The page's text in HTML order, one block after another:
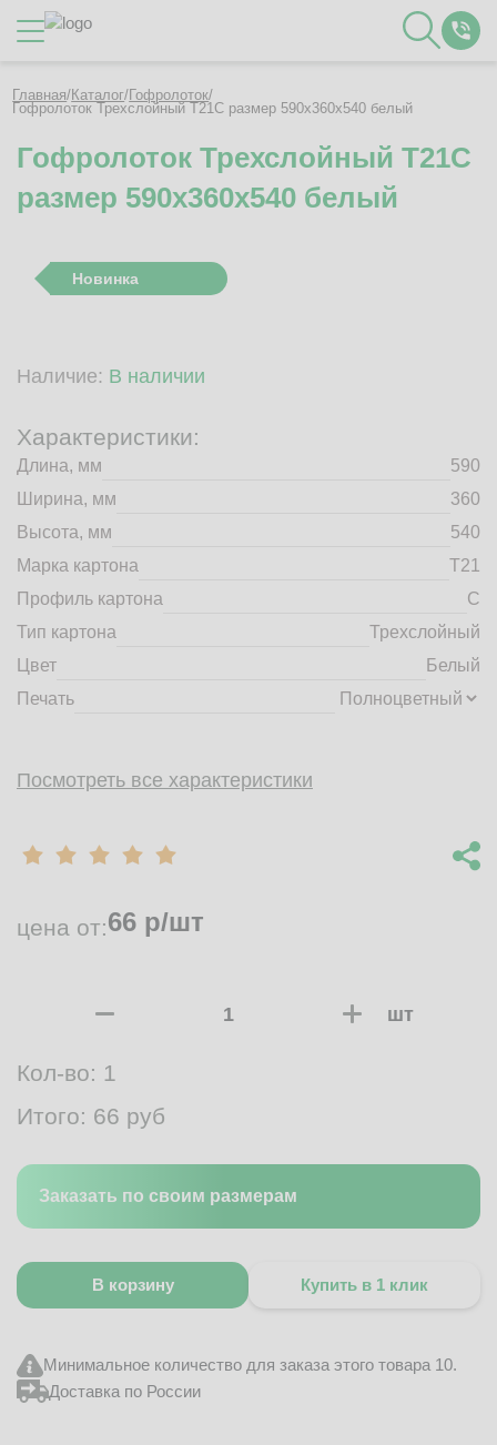
О Компании
Контакты
Полезное
Вакансии
Гофротара с печатью
Рассчитать стоимость упаковки
Пн-Пт 8:00 - 17:00
+7 (4832) 71-44-42
г. Брянск, Белобережская улица, 1А
© 2014 - 2026 | ООО ТД "Брянский картон" Все права защищены,
материалов с сайта строго запрещено.
Главная/Каталог/Гофролоток/
Гофролоток Трехслойный Т21C размер 590x360x540 белый
Гофролоток Трехслойный Т21C
размер 590x360x540 белый
Новинка
Наличие: В наличии
Характеристики:
Длина, мм
590
Ширина, мм
360
Высота, мм
540
Марка картона
Т21
Профиль картона
C
Тип картона
Трехслойный
Цвет
Белый
Печать
Посмотреть все характеристики
цена от:66 р/шт
шт
Кол-во: 1
Итого: 66 руб
Заказать по своим размерам
В корзину Купить в 1 клик
Минимальное количество для заказа этого товара 10.
Доставка по России